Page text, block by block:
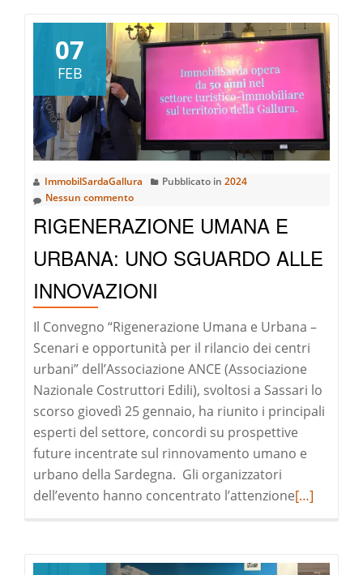
VIAGGIO
ALLA
SCOPERTA
DESIGN
BIOFILICO
07
FEB
ImmobilSardaGallura Pubblicato in 2024
Nessun commento
RIGENERAZIONE UMANA E
URBANA: UNO SGUARDO ALLE
INNOVAZIONI
Il Convegno “Rigenerazione Umana e Urbana –
Scenari e opportunità per il rilancio dei centri
urbani” dell’Associazione ANCE (Associazione
Nazionale Costruttori Edili), svoltosi a Sassari lo
scorso giovedì 25 gennaio, ha riunito i principali
esperti del settore, concordi su prospettive
future incentrate sul rinnovamento umano e
urbano della Sardegna. Gli organizzatori
dell’evento hanno concentrato l’attenzioneLeggi
[…]